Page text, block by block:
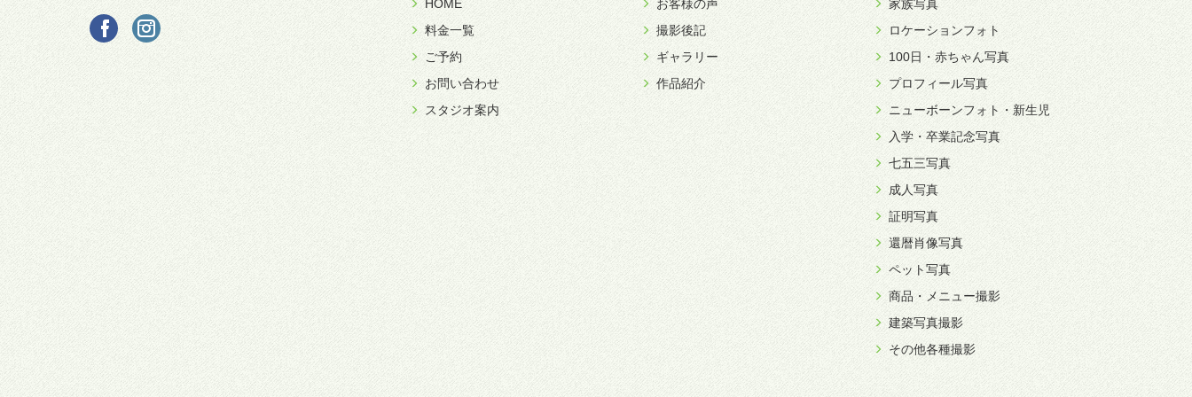
家族写真
ロケーションフォト
100日・赤ちゃん写真
プロフィール写真
ニューボーンフォト・新生児
入学・卒業記念写真
七五三写真
成人写真
証明写真
還暦肖像写真
ペット写真
商品・メニュー撮影
建築写真撮影
その他各種撮影
HOME
料金一覧
ご予約
お問い合わせ
スタジオ案内
お客様の声
撮影後記
ギャラリー
作品紹介